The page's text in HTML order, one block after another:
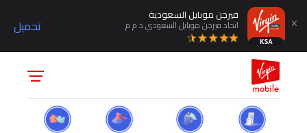
تحميل
فيرجن موبايل السعودية
اتحاد فيرجن موبايل السعودي ذ م م